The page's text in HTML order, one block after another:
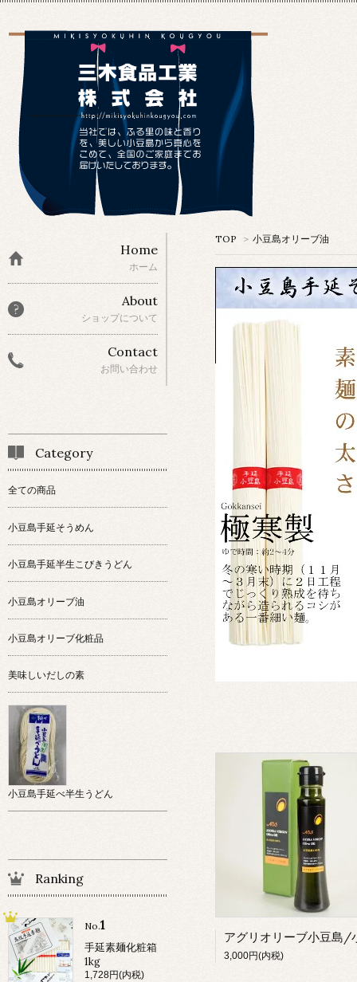
TOP > 小豆島オリーブ油
3,000円(内税)
Home
ホーム
About
ショップについて
Contact
お問い合わせ
Category
全ての商品
小豆島手延そうめん
小豆島手延半生こびきうどん
小豆島オリーブ油
小豆島オリーブ化粧品
美味しいだしの素
小豆島手延べ半生うどん
Ranking
No.1
手延素麺化粧箱
1kg
1,728円(内税)